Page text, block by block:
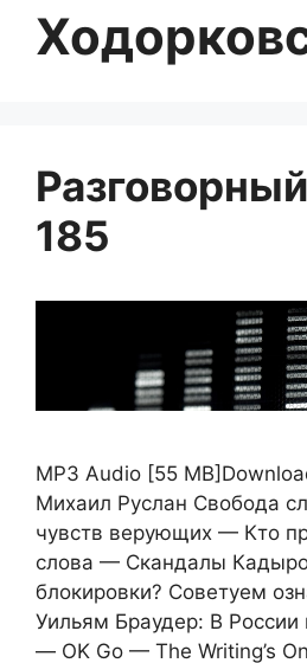
185
MP3 Audio [55
Михаил Руслан Свобода
чувств верующих — Кто
слова — Скандалы
блокировки? Советуем
Уильям Браудер: В России
— OK Go — The Writing’s